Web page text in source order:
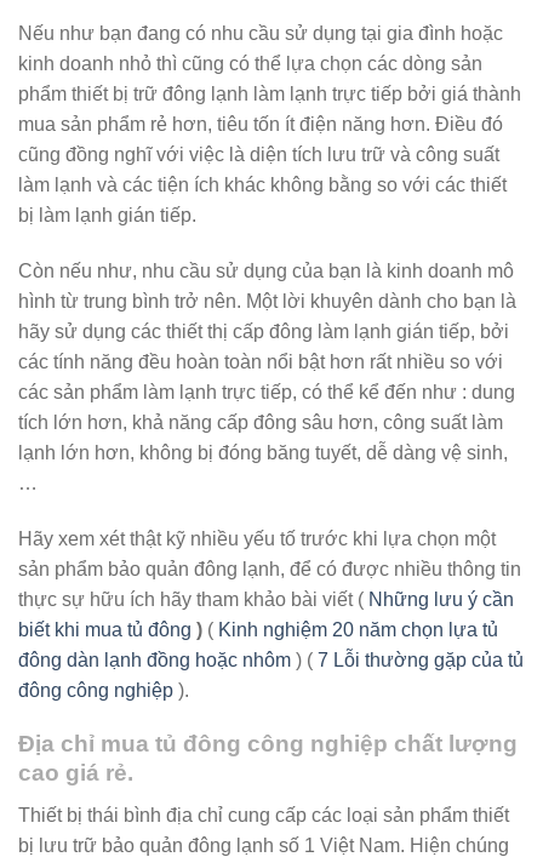
Nếu như bạn đang có nhu cầu sử dụng tại gia đình hoặc
kinh doanh nhỏ thì cũng có thể lựa chọn các dòng sản
phẩm thiết bị trữ đông lạnh làm lạnh trực tiếp bởi giá thành
mua sản phẩm rẻ hơn, tiêu tốn ít điện năng hơn. Điều đó
cũng đồng nghĩ với việc là diện tích lưu trữ và công suất
làm lạnh và các tiện ích khác không bằng so với các thiết
bị làm lạnh gián tiếp.
Còn nếu như, nhu cầu sử dụng của bạn là kinh doanh mô
hình từ trung bình trở nên. Một lời khuyên dành cho bạn là
hãy sử dụng các thiết thị cấp đông làm lạnh gián tiếp, bởi
các tính năng đều hoàn toàn nổi bật hơn rất nhiều so với
các sản phẩm làm lạnh trực tiếp, có thể kể đến như : dung
tích lớn hơn, khả năng cấp đông sâu hơn, công suất làm
lạnh lớn hơn, không bị đóng băng tuyết, dễ dàng vệ sinh,
…
Hãy xem xét thật kỹ nhiều yếu tố trước khi lựa chọn một
sản phẩm bảo quản đông lạnh, để có được nhiều thông tin
thực sự hữu ích hãy tham khảo bài viết ( Những lưu ý cần
biết khi mua tủ đông ) ( Kinh nghiệm 20 năm chọn lựa tủ
đông dàn lạnh đồng hoặc nhôm ) ( 7 Lỗi thường gặp của tủ
đông công nghiệp ).
Địa chỉ mua tủ đông công nghiệp chất lượng
cao giá rẻ.
Thiết bị thái bình địa chỉ cung cấp các loại sản phẩm thiết
bị lưu trữ bảo quản đông lạnh số 1 Việt Nam. Hiện chúng